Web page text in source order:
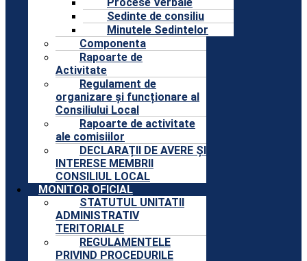
Procese Verbale
Sedinte de consiliu
Minutele Sedintelor
Componenta
Rapoarte de
Activitate
Regulament de
organizare și funcționare al
Consiliului Local
Rapoarte de activitate
ale comisiilor
DECLARAȚII DE AVERE ȘI
INTERESE MEMBRII
CONSILIUL LOCAL
MONITOR OFICIAL
STATUTUL UNITATII
ADMINISTRATIV
TERITORIALE
REGULAMENTELE
PRIVIND PROCEDURILE